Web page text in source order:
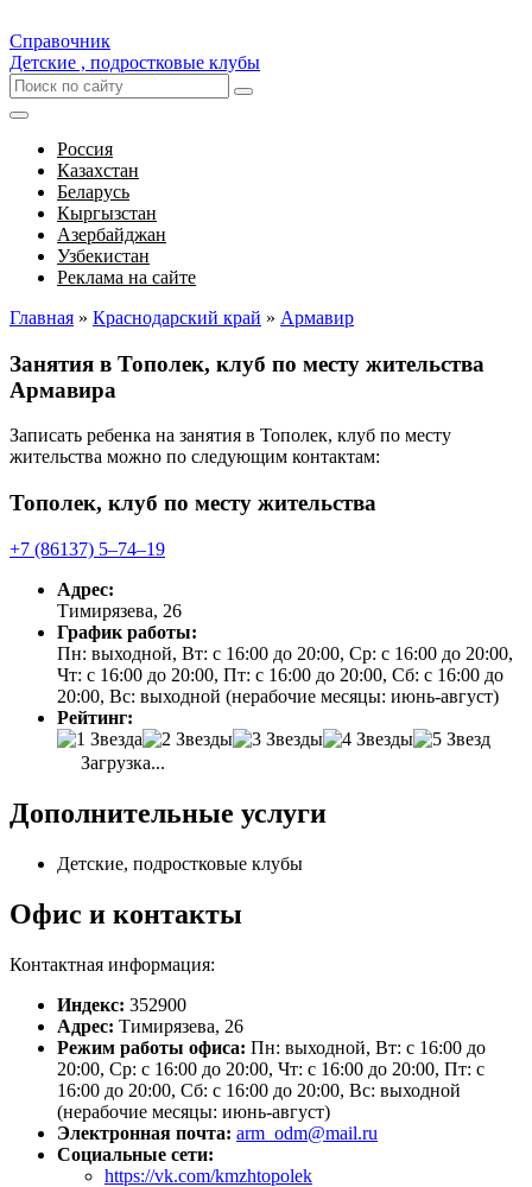
Справочник
Детские , подростковые клубы
Россия
Казахстан
Беларусь
Кыргызстан
Азербайджан
Узбекистан
Реклама на сайте
Главная » Краснодарский край » Армавир
Занятия в Тополек, клуб по месту жительства
Армавира
Записать ребенка на занятия в Тополек, клуб по месту
жительства можно по следующим контактам:
Тополек, клуб по месту жительства
+7 (86137) 5‒74‒19
Адрес:
Тимирязева, 26
График работы:
Пн: выходной, Вт: с 16:00 до 20:00, Ср: с 16:00 до 20:00,
Чт: с 16:00 до 20:00, Пт: с 16:00 до 20:00, Сб: с 16:00 до
20:00, Вс: выходной (нерабочие месяцы: июнь-август)
Рейтинг:
Загрузка...
Дополнительные услуги
Детские, подростковые клубы
Офис и контакты
Контактная информация:
Индекс: 352900
Адрес: Тимирязева, 26
Режим работы офиса: Пн: выходной, Вт: с 16:00 до
20:00, Ср: с 16:00 до 20:00, Чт: с 16:00 до 20:00, Пт: с
16:00 до 20:00, Сб: с 16:00 до 20:00, Вс: выходной
(нерабочие месяцы: июнь-август)
Электронная почта: arm_odm@mail.ru
Социальные сети:
https://vk.com/kmzhtopolek